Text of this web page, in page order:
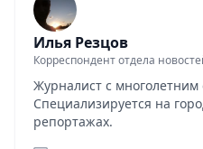
Илья Резцов
Корреспондент отдела
Журналист с
Специализируется на
репортажах.